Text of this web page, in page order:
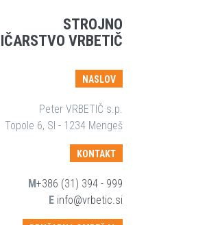
STROJNO
VRBETIČ
NASLOV
Peter VRBETIČ s.p.
Topole 6, SI - 1234 Mengeš
KONTAKT
M+386 (31) 394 - 999
E info@vrbetic.si